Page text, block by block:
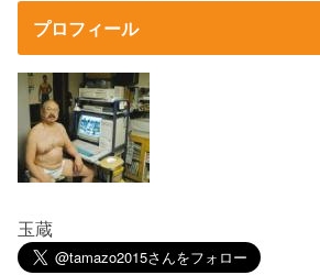
プロフィール
玉蔵